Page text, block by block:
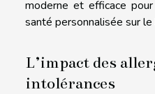
moderne et efficace
santé personnalisée sur
L’impact des
intolérances